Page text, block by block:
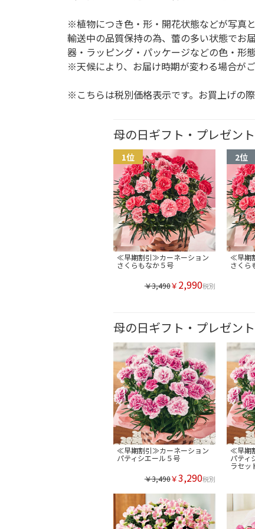
※植物につき色・形・開花状態などが写真
輸送中の品質保持の為、蕾の多い状態でお
器・ラッピング・パッケージなどの色・形
※天候により、お届け時期が変わる場合がご
※こちらは税別価格表示です。お買上げの際
母の日ギフト・プレゼン
≪早期割引≫カーネーション
さくらもなか５号
￥3,490￥ 2,990税別
≪早期
さくら
母の日ギフト・プレゼン
≪早期割引≫カーネーション
パティシエール５号
￥3,490￥3,290税別
≪早期
パティ
ラセッ